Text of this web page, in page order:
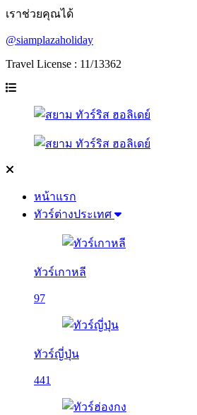
เราช่วยคุณได้
@siamplazaholiday
Travel License : 11/13362
หน้าแรก
ทัวร์ต่างประเทศ
ทัวร์เกาหลี
97
ทัวร์ญี่ปุ่น
441